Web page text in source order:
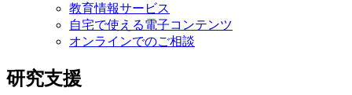
教育情報サービス
自宅で使える電子コンテンツ
オンラインでのご相談
研究支援